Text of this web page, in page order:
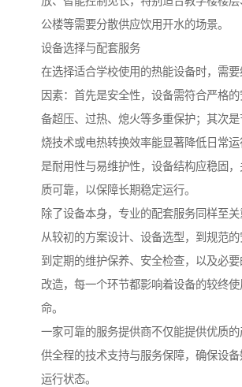
公楼等需要分散供应饮用开水的场景。
设备选择与配套服务
在选择适合学校使用的热能设备时，需
因素：首先是安全性，设备需符合严格
备超压、过热、熄火等多重保护；其次
烧技术或电热转换效率能显著降低日常
是耐用性与易维护性，设备结构应稳固
质可靠，以保障长期稳定运行。
除了设备本身，专业的配套服务同样至关
从较初的方案设计、设备选型，到规范
到定期的维护保养、安全检查，以及必
改造，每一个环节都影响着设备的较终
命。
一家可靠的服务提供商不仅能提供优质
供全程的技术支持与服务保障，确保设
运行状态。